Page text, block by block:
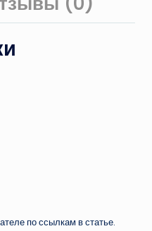
по ссылкам в статье.